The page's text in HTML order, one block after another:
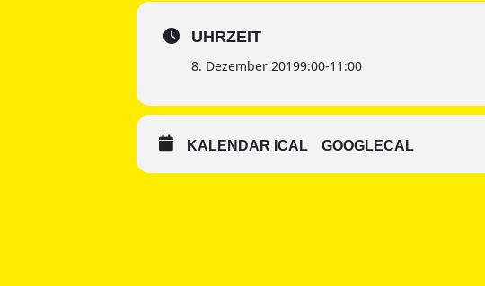
UHRZEIT
8. Dezember 20199:00-11:00
KALENDAR ICAL GOOGLECAL